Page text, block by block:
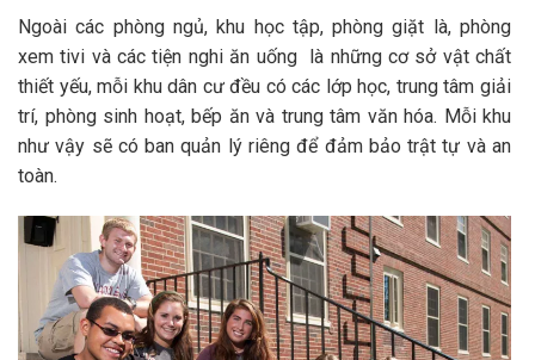
Ngoài các phòng ngủ, khu học tập, phòng giặt là, phòng
xem tivi và các tiện nghi ăn uống là những cơ sở vật chất
thiết yếu, mỗi khu dân cư đều có các lớp học, trung tâm giải
trí, phòng sinh hoạt, bếp ăn và trung tâm văn hóa. Mỗi khu
như vậy sẽ có ban quản lý riêng để đảm bảo trật tự và an
toàn.